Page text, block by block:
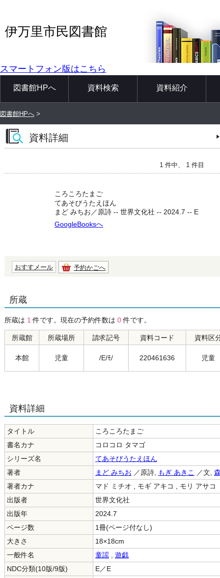
伊万里市民図書館
スマートフォン版はこちら
図書館HPへ 資料検索 資料紹介
図書館HPへ >
資料詳細
1 件中、 1 件目
ころころたまご
てあそびうたえほん
まど みちお／原詩 -- 世界文化社 -- 2024.7 -- E
GoogleBooksへ
おすすメール 予約かごへ
所蔵
所蔵は 1 件です。現在の予約件数は 0件です。
所蔵館 所蔵場所 請求記号 資料コード 資料区
本館 児童 /E/ﾓ/ 220461636 児童
資料詳細
タイトル
ころころたまご
書名カナ
コロコロ タマゴ
シリーズ名
てあそびうたえほん
著者
まど みちお ／原詩, もぎ あきこ ／文,
著者カナ
マド ミチオ , モギ アキコ , モリ アサコ
出版者
世界文化社
出版年
2024.7
ページ数
1冊(ページ付なし)
大きさ
18×18cm
一般件名
童謡
遊戯
NDC分類(10版/9版)
E／E